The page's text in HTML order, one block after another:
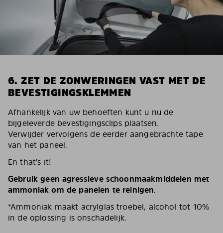
6. ZET DE ZONWERINGEN VAST MET DE
BEVESTIGINGSKLEMMEN
Afhankelijk van uw behoeften kunt u nu de
bijgeleverde bevestigingsclips plaatsen.
Verwijder vervolgens de eerder aangebrachte tape
van het paneel.
En that’s it!
Gebruik geen agressieve schoonmaakmiddelen met
ammoniak om de panelen te reinigen.
*Ammoniak maakt acrylglas troebel, alcohol tot 10%
in de oplossing is onschadelijk.